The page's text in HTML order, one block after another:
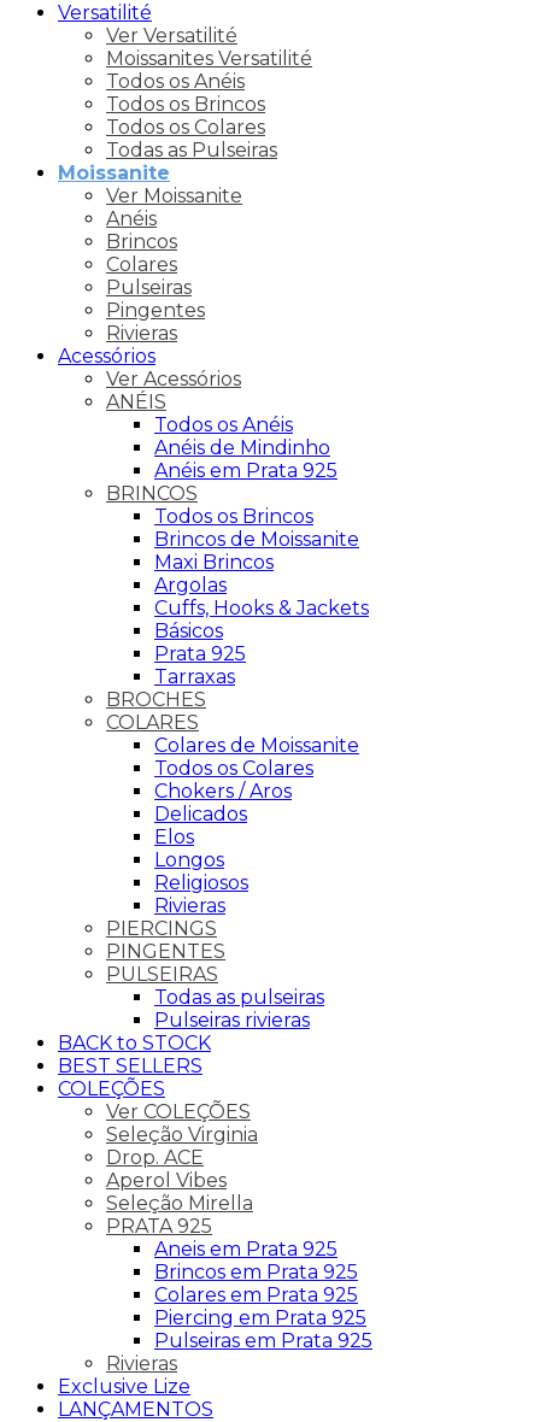
Versatilité
Ver Versatilité
Moissanites Versatilité
Todos os Anéis
Todos os Brincos
Todos os Colares
Todas as Pulseiras
Moissanite
Ver Moissanite
Anéis
Brincos
Colares
Pulseiras
Pingentes
Rivieras
Acessórios
Ver Acessórios
ANÉIS
Todos os Anéis
Anéis de Mindinho
Anéis em Prata 925
BRINCOS
Todos os Brincos
Brincos de Moissanite
Maxi Brincos
Argolas
Cuffs, Hooks & Jackets
Básicos
Prata 925
Tarraxas
BROCHES
COLARES
Colares de Moissanite
Todos os Colares
Chokers / Aros
Delicados
Elos
Longos
Religiosos
Rivieras
PIERCINGS
PINGENTES
PULSEIRAS
Todas as pulseiras
Pulseiras rivieras
BACK to STOCK
BEST SELLERS
COLEÇÕES
Ver COLEÇÕES
Seleção Virginia
Drop. ACE
Aperol Vibes
Seleção Mirella
PRATA 925
Aneis em Prata 925
Brincos em Prata 925
Colares em Prata 925
Piercing em Prata 925
Pulseiras em Prata 925
Rivieras
Exclusive Lize
LANÇAMENTOS